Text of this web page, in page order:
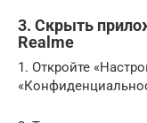
3. Скрыть
Realme
1. Откройте